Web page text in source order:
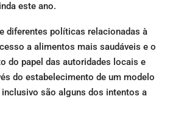
este ano.
diferentes políticas relacionadas à
a alimentos mais saudáveis e o
do papel das autoridades locais e
do estabelecimento de um modelo
inclusivo são alguns dos intentos a